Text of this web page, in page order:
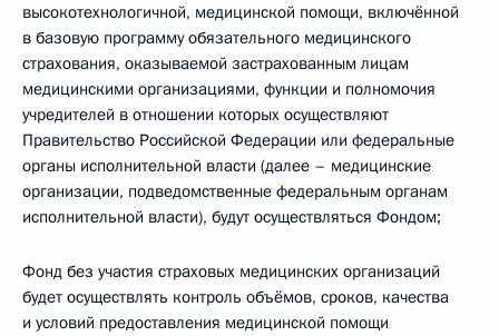
высокотехнологичной, медицинской помощи, включённой
в базовую программу обязательного медицинского
страхования, оказываемой застрахованным лицам
медицинскими организациями, функции и полномочия
учредителей в отношении которых осуществляют
Правительство Российской Федерации или федеральные
органы исполнительной власти (далее – медицинские
организации, подведомственные федеральным органам
исполнительной власти), будут осуществляться Фондом;
Фонд без участия страховых медицинских организаций
будет осуществлять контроль объёмов, сроков, качества
и условий предоставления медицинской помощи